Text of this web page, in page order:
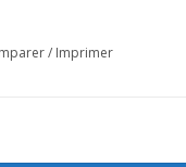
/ Imprimer